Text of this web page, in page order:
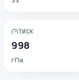
ТИСК
998
гПа